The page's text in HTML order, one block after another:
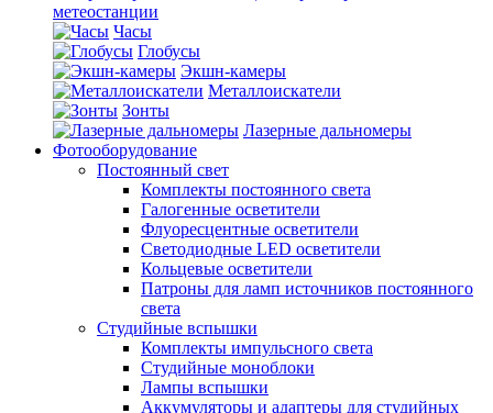
метеостанции
Часы
Глобусы
Экшн-камеры
Металлоискатели
Зонты
Лазерные дальномеры
Фотооборудование
Постоянный свет
Комплекты постоянного света
Галогенные осветители
Флуоресцентные осветители
Светодиодные LED осветители
Кольцевые осветители
Патроны для ламп источников постоянного
света
Студийные вспышки
Комплекты импульсного света
Студийные моноблоки
Лампы вспышки
Аккумуляторы и адаптеры для студийных